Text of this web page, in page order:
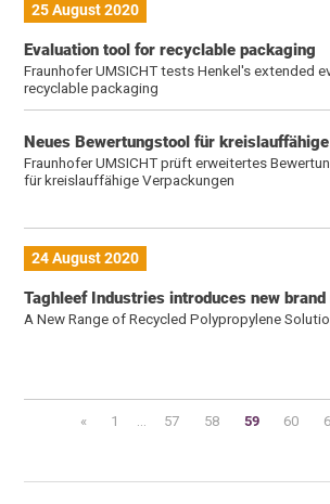
25 August 2020
Evaluation tool for recyclable packaging
Fraunhofer UMSICHT tests Henkel's extended
recyclable packaging
Neues Bewertungstool für
Fraunhofer UMSICHT prüft erweitertes
für kreislauffähige Verpackungen
24 August 2020
Taghleef Industries introduces new brand
A New Range of Recycled Polypropylene
« 1 57 58 59 60